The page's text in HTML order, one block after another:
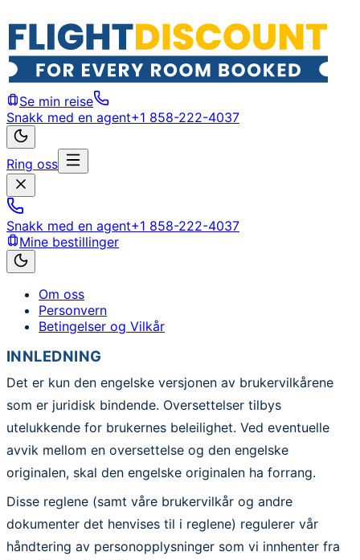
Se min reise
Snakk med en agent+1 858-222-4037
Ring oss
Snakk med en agent+1 858-222-4037
Mine bestillinger
Om oss
Personvern
Betingelser og Vilkår
INNLEDNING
Det er kun den engelske versjonen av brukervilkårene
som er juridisk bindende. Oversettelser tilbys
utelukkende for brukernes beleilighet. Ved eventuelle
avvik mellom en oversettelse og den engelske
originalen, skal den engelske originalen ha forrang.
Disse reglene (samt våre brukervilkår og andre
dokumenter det henvises til i reglene) regulerer vår
håndtering av personopplysninger som vi innhenter fra